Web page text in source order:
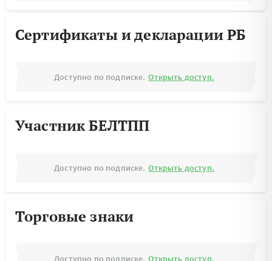
Сертификаты и декларации РБ
Доступно по подписке. Открыть доступ.
Участник БЕЛТПП
Доступно по подписке. Открыть доступ.
Торговые знаки
Доступно по подписке. Открыть доступ.